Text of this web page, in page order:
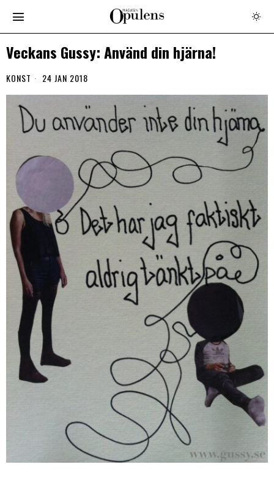
Veckans Gussy: Använd din hjärna!
KONST 24 JAN 2018